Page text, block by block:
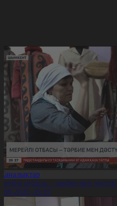
отбасы – тәрбие мен
20:19